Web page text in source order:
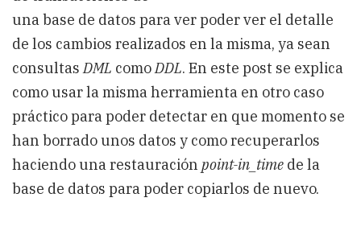
recuperarlos
usando
el
registro
de
transacciones
una base de datos para ver poder ver el detalle
de los cambios realizados en la misma, ya sean
consultasDML comoDDL. En este post se explica
como usar la misma herramienta en otro caso
práctico para poder detectar en que momento se
han borrado unos datos y como recuperarlos
haciendo una restauración point-in_time de la
base de datos para poder copiarlos de nuevo.